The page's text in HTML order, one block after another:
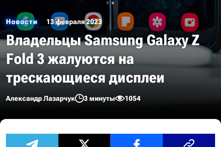
Новости 13 февраля 2023
Владельцы Samsung Galaxy Z
Fold 3 жалуются на
трескающиеся дисплеи
Александр Лазарчук 3 минуты 1054